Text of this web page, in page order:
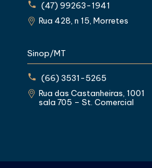
(47) 99263-1941
Rua 428, n 15, Morretes
Sinop/MT
(66) 3531-5265
Rua das Castanheiras, 1001
sala 705 – St. Comercial